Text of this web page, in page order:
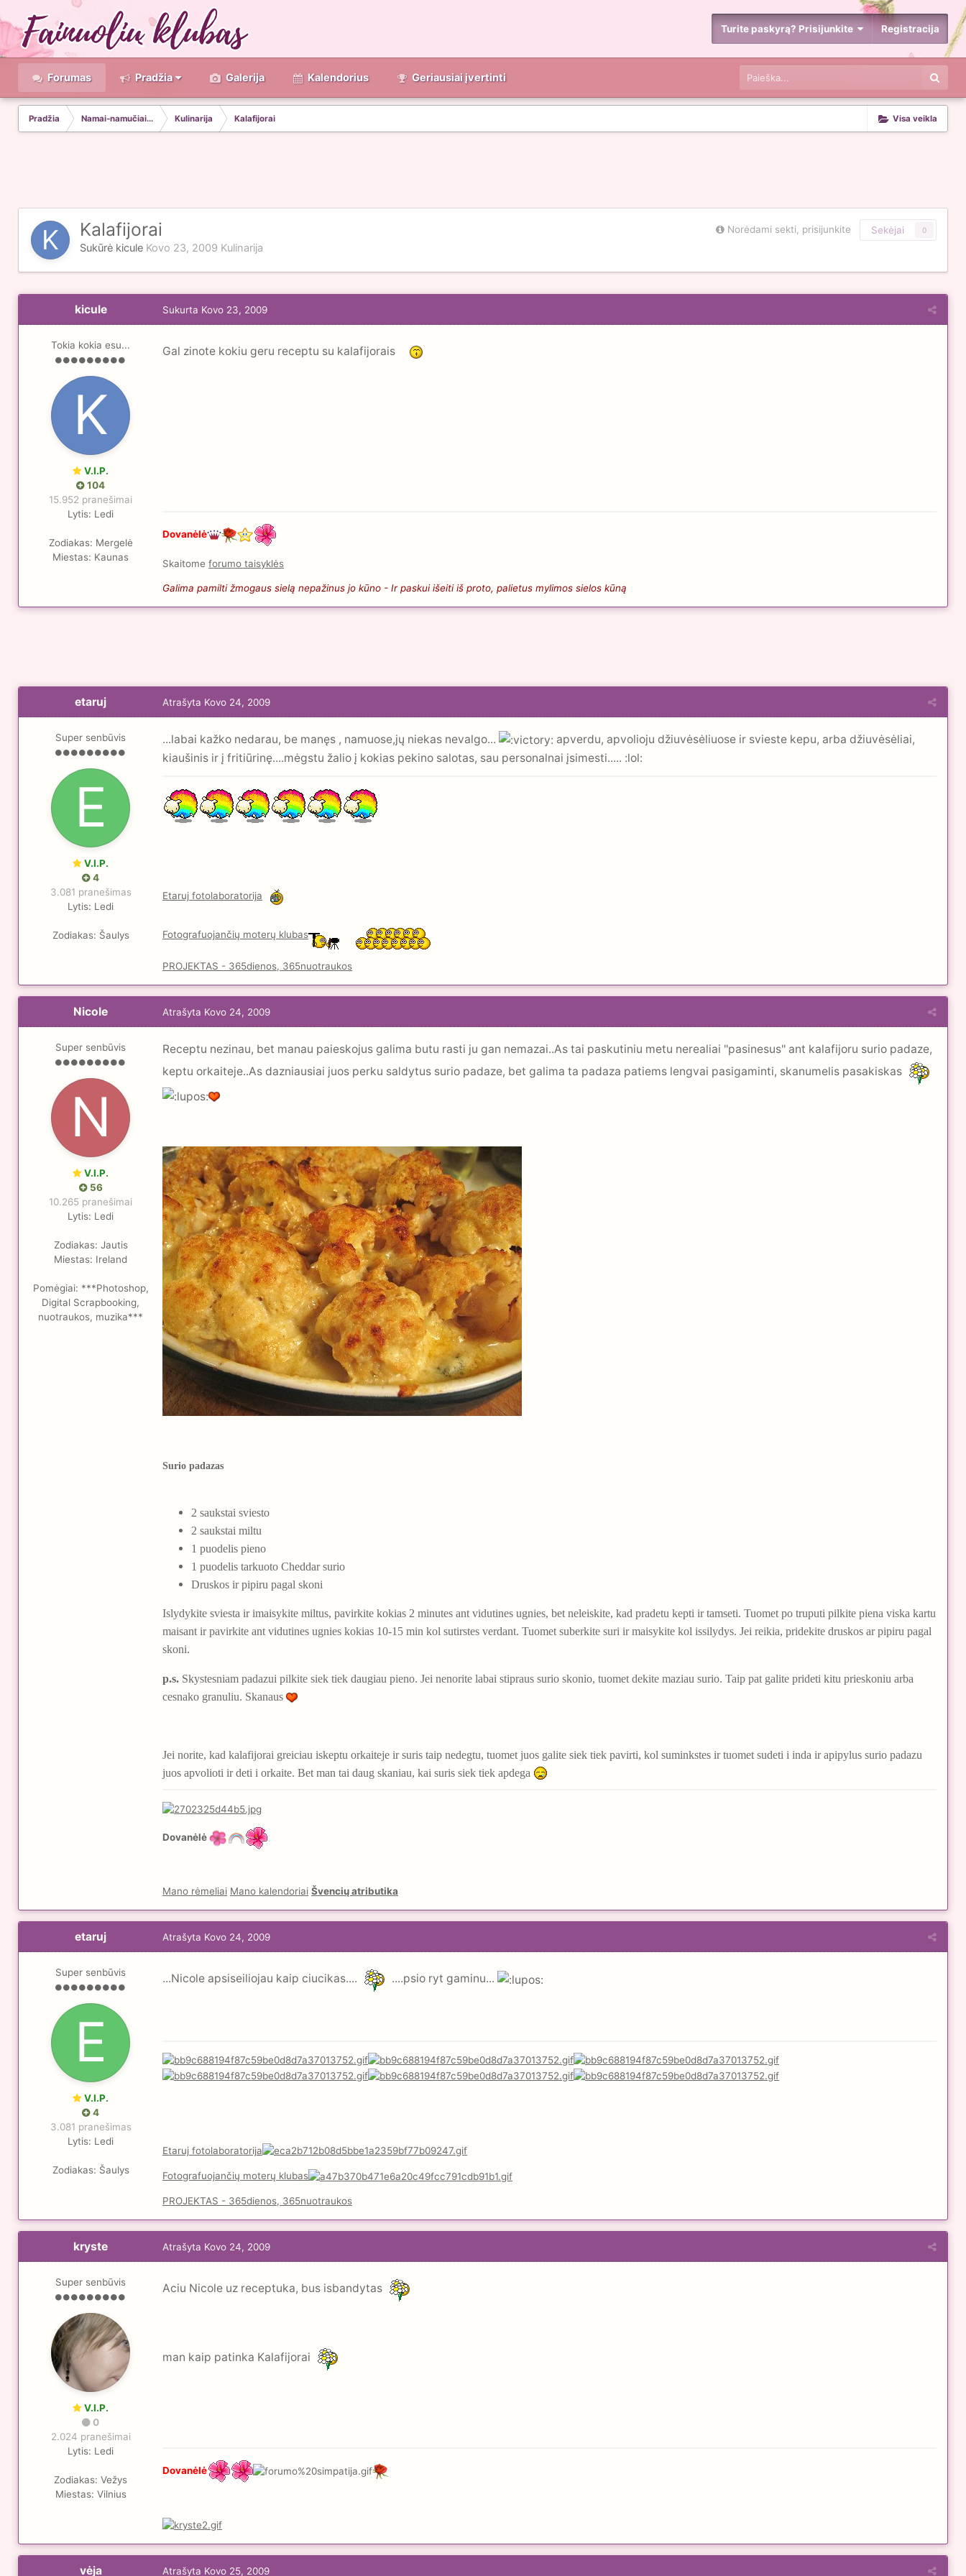
Turite paskyrą? Prisijunkite Registracija
Forumas Pradžia Galerija Kalendorius Geriausiai įvertinti
Visa veikla
Pradžia Namai-namučiai... Kulinarija Kalafijorai
Norėdami sekti, prisijunkite Sekėjai 0
Kalafijorai
Sukūrė kicule Kovo 23, 2009 Kulinarija
kicule
Tokia kokia esu...
V.I.P.
104
15.952 pranešimai
Lytis: Ledi
Zodiakas: Mergelė
Miestas: Kaunas
Sukurta Kovo 23, 2009
Gal zinote kokiu geru receptu su kalafijorais
Dovanėlė
Skaitome forumo taisyklės
Galima pamilti žmogaus sielą nepažinus jo kūno - Ir paskui išeiti iš proto, palietus mylimos sielos kūną
etaruj
Super senbūvis
V.I.P.
4
3.081 pranešimas
Lytis: Ledi
Zodiakas: Šaulys
Atrašyta Kovo 24, 2009
...labai kažko nedarau, be manęs , namuose,jų niekas nevalgo...
apverdu, apvolioju džiuvėsėliuose ir svieste kepu, arba džiuvėsėliai,
kiaušinis ir į fritiūrinę....mėgstu žalio į kokias pekino salotas, sau personalnai įsimesti..... :lol:
Etaruj fotolaboratorija
Fotografuojančių moterų klubas
PROJEKTAS - 365dienos, 365nuotraukos
Nicole
Super senbūvis
V.I.P.
56
10.265 pranešimai
Lytis: Ledi
Zodiakas: Jautis
Miestas: Ireland
Pomėgiai: ***Photoshop,
Digital Scrapbooking,
nuotraukos, muzika***
Atrašyta Kovo 24, 2009
Receptu nezinau, bet manau paieskojus galima butu rasti ju gan nemazai..As tai paskutiniu metu nerealiai ''pasinesus'' ant kalafijoru surio padaze,
keptu orkaiteje..As dazniausiai juos perku saldytus surio padaze, bet galima ta padaza patiems lengvai pasigaminti, skanumelis pasakiskas
Surio padazas
2 saukstai sviesto
2 saukstai miltu
1 puodelis pieno
1 puodelis tarkuoto Cheddar surio
Druskos ir pipiru pagal skoni
Islydykite sviesta ir imaisykite miltus, pavirkite kokias 2 minutes ant vidutines ugnies, bet neleiskite, kad pradetu kepti ir tamseti. Tuomet po truputi pilkite piena viska kartu
maisant ir pavirkite ant vidutines ugnies kokias 10-15 min kol sutirstes verdant. Tuomet suberkite suri ir maisykite kol issilydys. Jei reikia, pridekite druskos ar pipiru pagal
skoni.
p.s. Skystesniam padazui pilkite siek tiek daugiau pieno. Jei nenorite labai stipraus surio skonio, tuomet dekite maziau surio. Taip pat galite prideti kitu prieskoniu arba
cesnako granuliu. Skanaus
Jei norite, kad kalafijorai greiciau iskeptu orkaiteje ir suris taip nedegtu, tuomet juos galite siek tiek pavirti, kol suminkstes ir tuomet sudeti i inda ir apipylus surio padazu
juos apvolioti ir deti i orkaite. Bet man tai daug skaniau, kai suris siek tiek apdega
Dovanėlė
Mano rėmeliai Mano kalendoriai Švencių atributika
etaruj
Super senbūvis
V.I.P.
4
3.081 pranešimas
Lytis: Ledi
Zodiakas: Šaulys
Atrašyta Kovo 24, 2009
...Nicole apsiseiliojau kaip ciucikas.... ....psio ryt gaminu...
Etaruj fotolaboratorija
Fotografuojančių moterų klubas
PROJEKTAS - 365dienos, 365nuotraukos
kryste
Super senbūvis
V.I.P.
0
2.024 pranešimai
Lytis: Ledi
Zodiakas: Vežys
Miestas: Vilnius
Atrašyta Kovo 24, 2009
Aciu Nicole uz receptuka, bus isbandytas
man kaip patinka Kalafijorai
Dovanėlė
vėja Atrašyta Kovo 25, 2009